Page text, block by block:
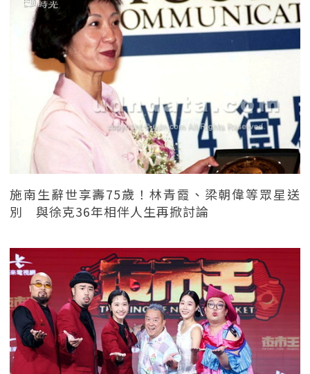
施南生辭世享壽75歲！林青霞、梁朝偉等眾星送
別 與徐克36年相伴人生再掀討論